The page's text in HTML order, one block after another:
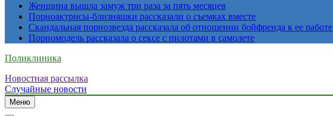
Женщина вышла замуж три раза за пять месяцев
Порноактрисы-близняшки рассказали о съемках вместе
Скандальная порнозвезда рассказала об отношении бойфренда к ее работе
Порномодель рассказала о сексе с пилотами в самолете
Поликлиника
Новостная рассылка
Случайные новости
Меню